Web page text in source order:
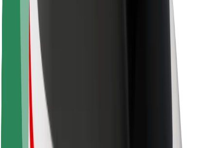
უსაფრთხოება
მგზავრების უსაფრთხოება
მძღოლების უსაფრთხოება
სკუტერის უსაფრთხოება
უსაფრთხოება
ქალაქები